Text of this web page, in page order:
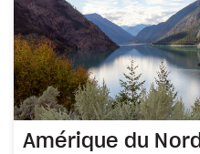
Amérique du Nord